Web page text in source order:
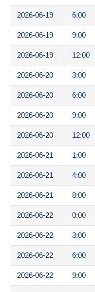
2026-06-19 6:00
2026-06-19 9:00
2026-06-19 12:00
2026-06-20 3:00
2026-06-20 6:00
2026-06-20 9:00
2026-06-20 12:00
2026-06-21 1:00
2026-06-21 4:00
2026-06-21 8:00
2026-06-22 0:00
2026-06-22 3:00
2026-06-22 6:00
2026-06-22 9:00